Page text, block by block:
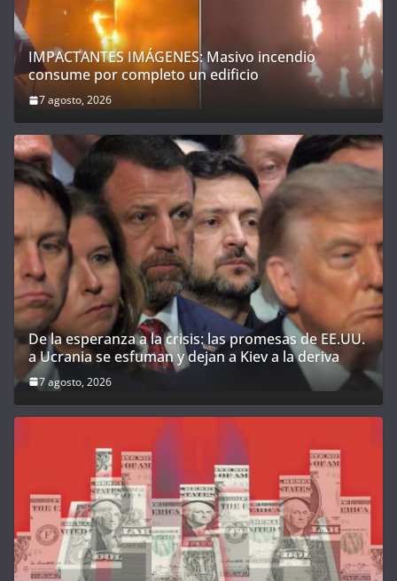
IMPACTANTES IMÁGENES: Masivo incendio
consume por completo un edificio
7 agosto, 2026
De la esperanza a la crisis: las promesas de EE.UU.
a Ucrania se esfuman y dejan a Kiev a la deriva
7 agosto, 2026